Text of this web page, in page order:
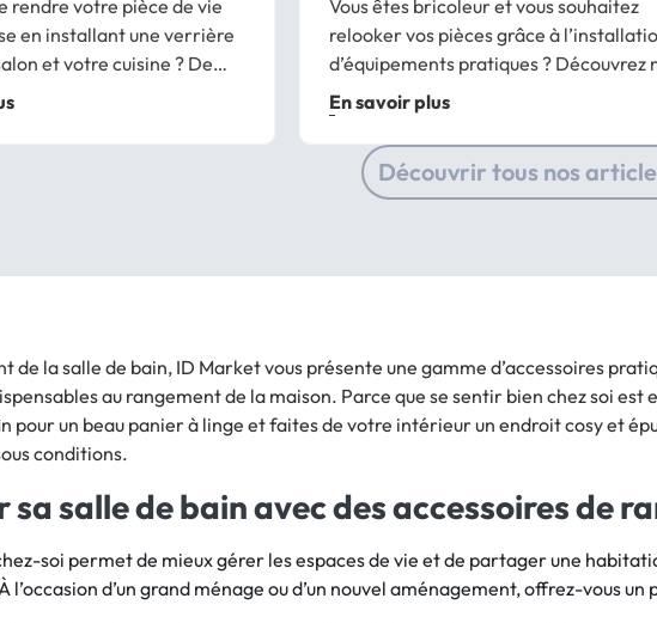
rendre votre pièce de vie
en installant une verrière
et votre cuisine ? De
perdre en luminosité ?
de type atelier apportent
à vos pièces et sont...
Vous êtes bricoleur et vous souhaitez
relooker vos pièces grâce à
d’équipements pratiques ? Découvrez
conseils pour réaliser vous-même ces
petits travaux à la maison, aussi
accessibles que l’installation d’une
à rideaux,...
En savoir plus
Découvrir tous nos
de la salle de bain, ID Market vous présente une gamme d’accessoires
au rangement de la maison. Parce que se sentir bien chez soi
pour un beau panier à linge et faites de votre intérieur un endroit cosy et
conditions.
sa salle de bain avec des accessoires de
soi permet de mieux gérer les espaces de vie et de partager une
l’occasion d’un grand ménage ou d’un nouvel aménagement, offrez-vous